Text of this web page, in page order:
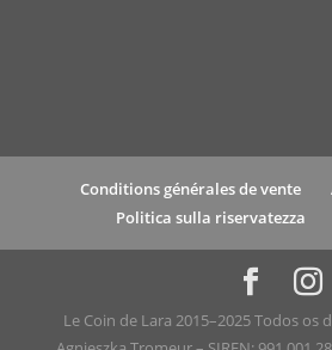
Conditions générales de vente
Politica sulla riservatezza
Le Coin de Lara 2015–2025 Todos os